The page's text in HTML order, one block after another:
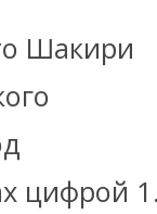
Шакири
цифрой